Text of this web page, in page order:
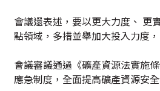
會議還表述，要以更大力度、 更
點領域，多措並舉加大投入力度
會議審議通過《礦產資源法實施
應急制度，全面提高礦產資源安